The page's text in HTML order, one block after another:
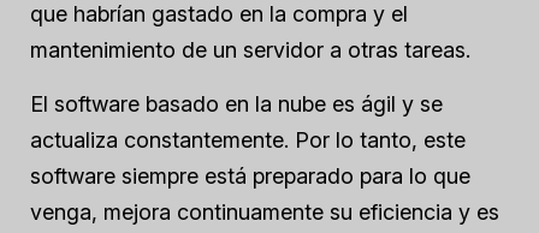
que habrían gastado en la compra y el
mantenimiento de un servidor a otras tareas.
El software basado en la nube es ágil y se
actualiza constantemente. Por lo tanto, este
software siempre está preparado para lo que
venga, mejora continuamente su eficiencia y es